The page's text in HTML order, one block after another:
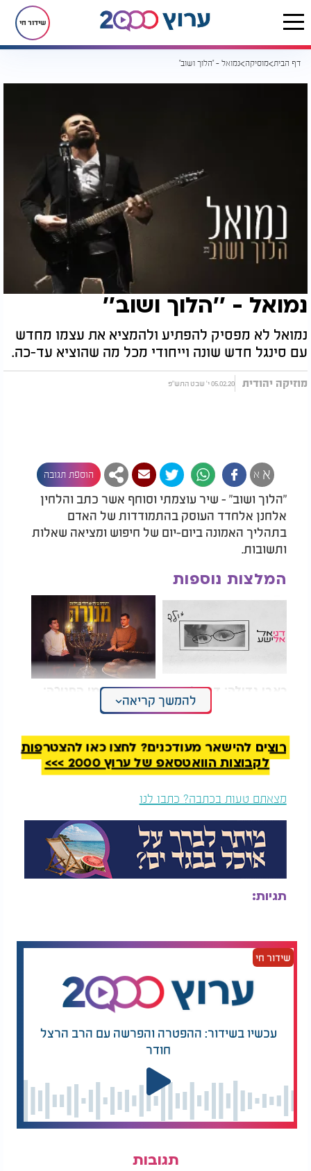
שידור חי
דף הבית מוסיקה נמואל - ’’הלוך ושוב’’
נמואל - ’’הלוך ושוב’’
נמואל לא מפסיק להפתיע ולהמציא את עצמו מחדש
עם סינגל חדש שונה וייחודי מכל מה שהוציא עד-כה.
מוזיקה יהודית 05.02.20 י' שבט התש"פ
א א הוספת תגובה
"הלוך ושוב" - שיר עוצמתי וסוחף אשר כתב והלחין
אלחנן אלחדד העוסק בהתמודדות של האדם
בתהליך האמונה ביום-יום של חיפוש ומציאה שאלות
ותשובות.
המלצות נוספות
כאבי גדילה: דניאל
אלישע בסינגל מרגש
עם כניסת ימי החנוכה:
יהודה בורן ורולי
מנדלזון בקאבר מרגש
להמשך קריאה
רוצים להישאר מעודכנים? לחצו כאן להצטרפות
לקבוצות הוואטסאפ של ערוץ 2000 >>>
מצאתם טעות בכתבה? כתבו לנו
תגיות:
שידור חי
עכשיו בשידור: ההפטרה והפרשה עם הרב הרצל
חודר
תגובות